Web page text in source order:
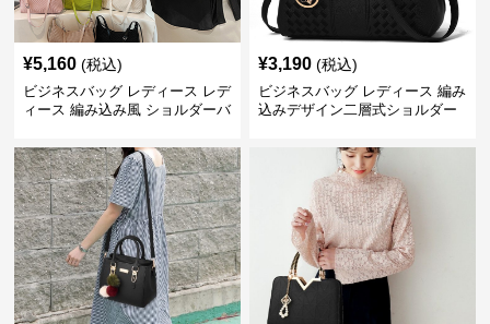
¥5,160 (税込)
ビジネスバッグ レディース レデ
ィース 編み込み風 ショルダーバ
¥3,190 (税込)
ビジネスバッグ レディース 編み
込みデザイン二層式ショルダー